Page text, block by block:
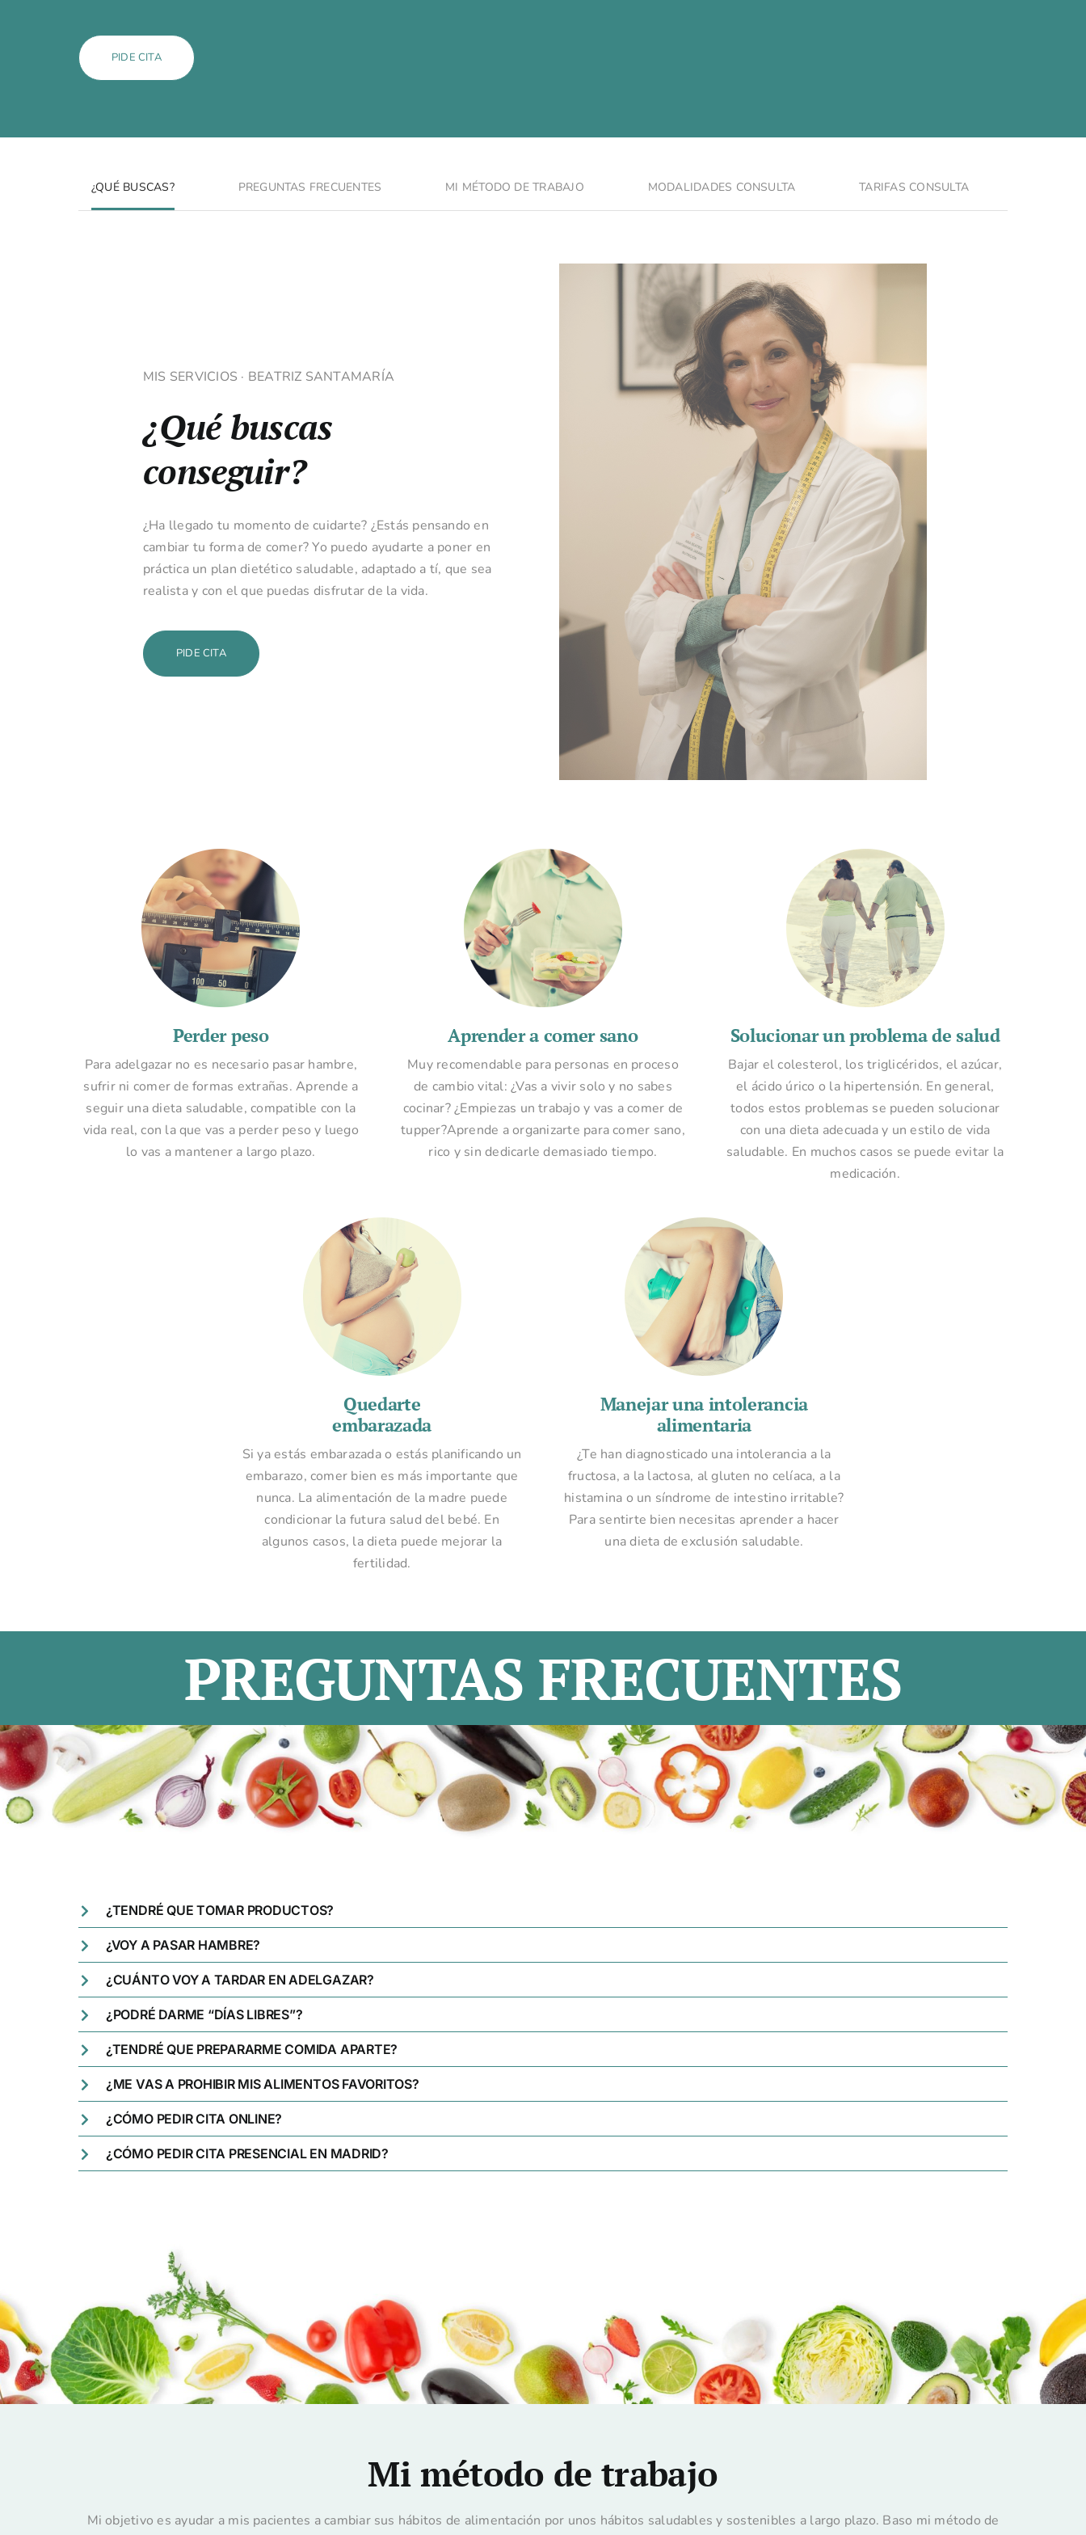
PIDE CITA
¿QUÉ BUSCAS? PREGUNTAS FRECUENTES MI MÉTODO DE TRABAJO MODALIDADES CONSULTA TARIFAS CONSULTA
MIS SERVICIOS · BEATRIZ SANTAMARÍA
¿Qué buscas
conseguir?
¿Ha llegado tu momento de cuidarte? ¿Estás pensando en
cambiar tu forma de comer? Yo puedo ayudarte a poner en
práctica un plan dietético saludable, adaptado a tí, que sea
realista y con el que puedas disfrutar de la vida.
PIDE CITA
Perder peso
Para adelgazar no es necesario pasar hambre,
sufrir ni comer de formas extrañas. Aprende a
seguir una dieta saludable, compatible con la
vida real, con la que vas a perder peso y luego
lo vas a mantener a largo plazo.
Aprender a comer sano
Muy recomendable para personas en proceso
de cambio vital: ¿Vas a vivir solo y no sabes
cocinar? ¿Empiezas un trabajo y vas a comer de
tupper?Aprende a organizarte para comer sano,
rico y sin dedicarle demasiado tiempo.
Solucionar un problema de salud
Bajar el colesterol, los triglicéridos, el azúcar,
el ácido úrico o la hipertensión. En general,
todos estos problemas se pueden solucionar
con una dieta adecuada y un estilo de vida
saludable. En muchos casos se puede evitar la
medicación.
Quedarte
embarazada
Si ya estás embarazada o estás planificando un
embarazo, comer bien es más importante que
nunca. La alimentación de la madre puede
condicionar la futura salud del bebé. En
algunos casos, la dieta puede mejorar la
fertilidad.
Manejar una intolerancia
alimentaria
¿Te han diagnosticado una intolerancia a la
fructosa, a la lactosa, al gluten no celíaca, a la
histamina o un síndrome de intestino irritable?
Para sentirte bien necesitas aprender a hacer
una dieta de exclusión saludable.
PREGUNTAS FRECUENTES
¿TENDRÉ QUE TOMAR PRODUCTOS?
¿VOY A PASAR HAMBRE?
¿CUÁNTO VOY A TARDAR EN ADELGAZAR?
¿PODRÉ DARME “DÍAS LIBRES”?
¿TENDRÉ QUE PREPARARME COMIDA APARTE?
¿ME VAS A PROHIBIR MIS ALIMENTOS FAVORITOS?
¿CÓMO PEDIR CITA ONLINE?
¿CÓMO PEDIR CITA PRESENCIAL EN MADRID?
Mi método de trabajo
Mi objetivo es ayudar a mis pacientes a cambiar sus hábitos de alimentación por unos hábitos saludables y sostenibles a largo plazo. Baso mi método de